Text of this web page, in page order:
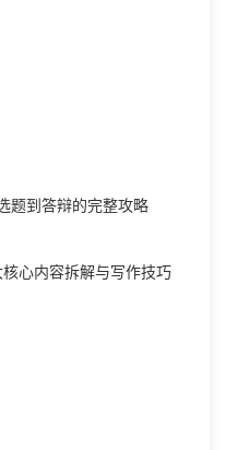
题到答辩的完整攻略
心内容拆解与写作技巧